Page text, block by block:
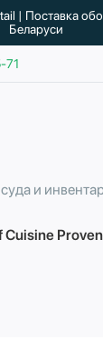
71
и
| Поставка
Беларуси